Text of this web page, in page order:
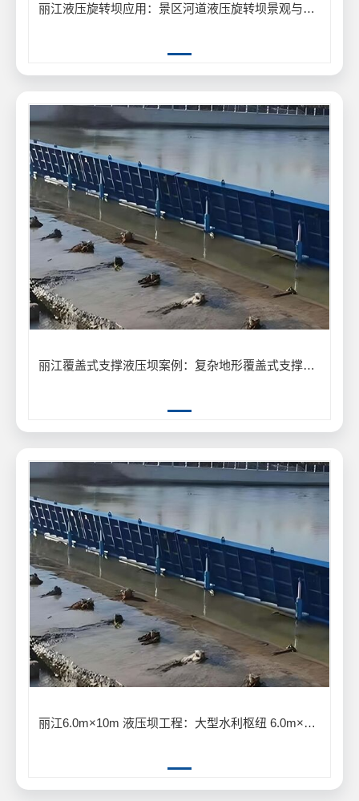
丽江液压旋转坝应用：景区河道液压旋转坝景观与泄洪工程
丽江覆盖式支撑液压坝案例：复杂地形覆盖式支撑液压坝安装应用
丽江6.0m×10m 液压坝工程：大型水利枢纽 6.0m×10m 液压坝建设应用